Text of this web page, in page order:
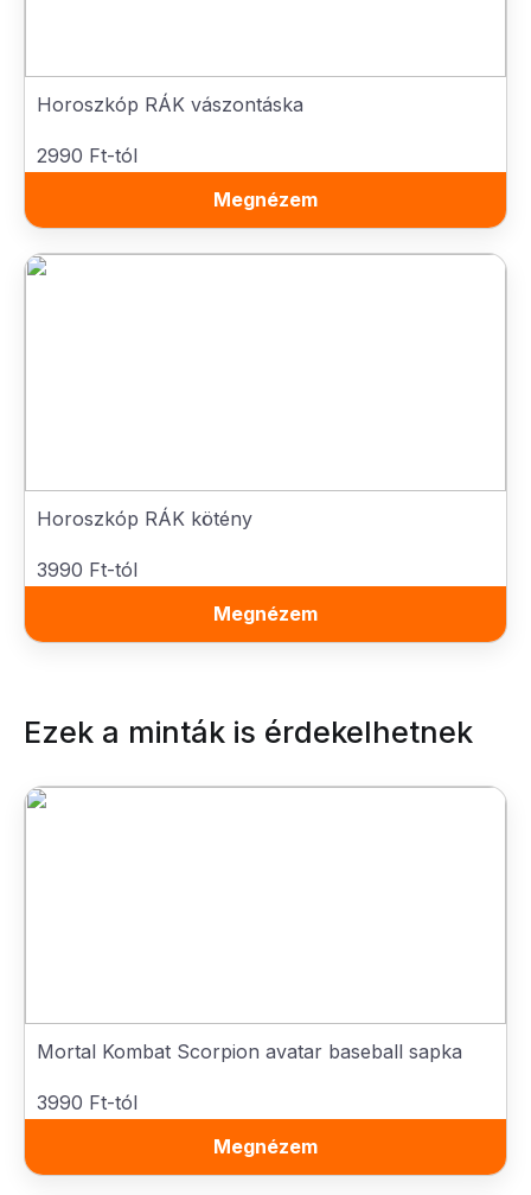
Horoszkóp RÁK vászontáska
2990 Ft-tól
Megnézem
Horoszkóp RÁK kötény
3990 Ft-tól
Megnézem
Ezek a minták is érdekelhetnek
Mortal Kombat Scorpion avatar baseball sapka
3990 Ft-tól
Megnézem